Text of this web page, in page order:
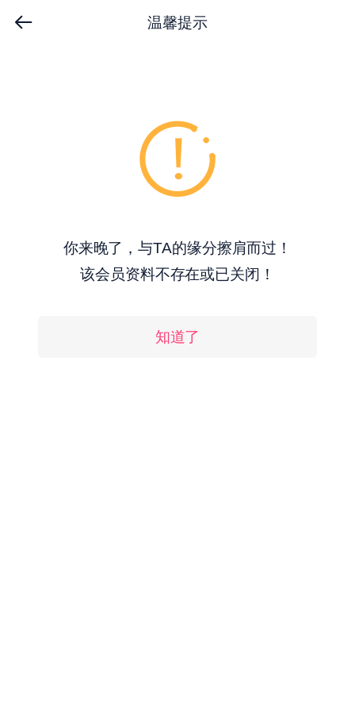
温馨提示
你来晚了，与TA的缘分擦肩而过！
该会员资料不存在或已关闭！
知道了